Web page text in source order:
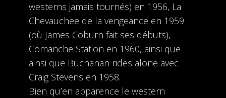
westerns jamais tournés) en 1956, La
Chevauchee de la vengeance en 1959
(où James Coburn fait ses débuts),
Comanche Station en 1960, ainsi que
ainsi que Buchanan rides alone avec
Craig Stevens en 1958.
Bien qu’en apparence le western